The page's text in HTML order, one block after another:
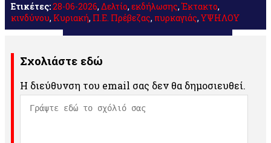
Ετικέτες:28-06-2026, Δελτίο, εκδήλωσης,Έκτακτο,
κινδύνου, Κυριακή, Π.Ε. Πρέβεζας, πυρκαγιάς, ΥΨΗΛΟΥ
Σχολιάστε εδώ
Η διεύθυνση του email σας δεν θα δημοσιευθεί.